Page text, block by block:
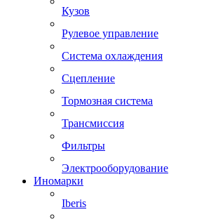
Кузов
Рулевое управление
Система охлаждения
Сцепление
Тормозная система
Трансмиссия
Фильтры
Электрооборудование
Иномарки
Iberis